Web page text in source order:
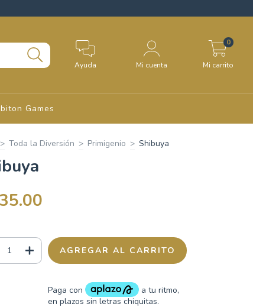
Ayuda Mi cuenta Mi carrito
0
Games
> Toda la Diversión > Primigenio > Shibuya